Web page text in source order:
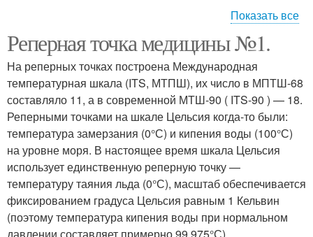
Точка в трейдинге Точки в бизнесе
Точка в бизнесе Точка в авиации
Точка в строительстве
Точка в переносном
смысле
Показать все
Реперная точка медицины №1.
На реперных точках построена Международная
температурная шкала (ITS, МТПШ), их число в МПТШ-68
составляло 11, а в современной МТШ-90 ( ITS-90 ) — 18.
Реперными точками на шкале Цельсия когда-то были:
температура замерзания (0°С) и кипения воды (100°С)
на уровне моря. В настоящее время шкала Цельсия
использует единственную реперную точку —
температуру таяния льда (0°С), масштаб обеспечивается
фиксированием градуса Цельсия равным 1 Кельвин
(поэтому температура кипения воды при нормальном